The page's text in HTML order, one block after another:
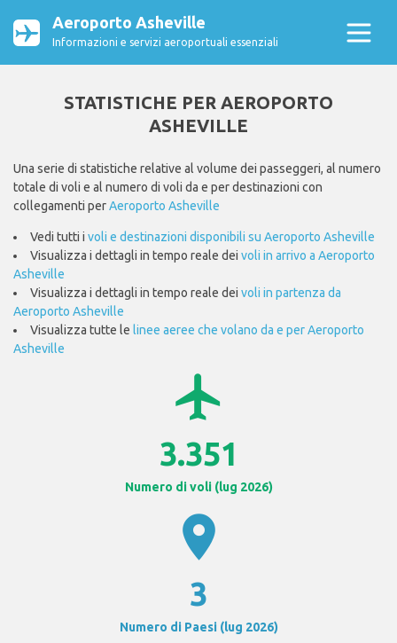
Aeroporto Asheville
Informazioni e servizi aeroportuali essenziali
STATISTICHE PER AEROPORTO
ASHEVILLE
Una serie di statistiche relative al volume dei passeggeri, al numero
totale di voli e al numero di voli da e per destinazioni con
collegamenti perAeroporto Asheville
Vedi tutti i voli e destinazioni disponibili su Aeroporto Asheville
Visualizza i dettagli in tempo reale dei voli in arrivo a Aeroporto
Asheville
Visualizza i dettagli in tempo reale dei voli in partenza da
Aeroporto Asheville
Visualizza tutte le linee aeree che volano da e per Aeroporto
Asheville
airplanemode_active
3.351
Numero di voli (lug 2026)
location_on
3
Numero di Paesi (lug 2026)